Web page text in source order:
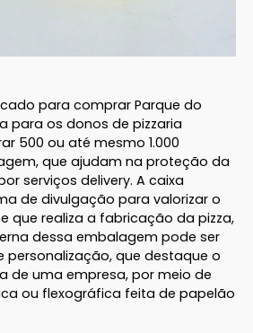
para comprar Parque do
para os donos de pizzaria
500 ou até mesmo 1.000
que ajudam na proteção da
serviços delivery. A caixa
de divulgação para valorizar o
que realiza a fabricação da pizza,
dessa embalagem pode ser
personalização, que destaque o
de uma empresa, por meio de
ou flexográfica feita de papelão